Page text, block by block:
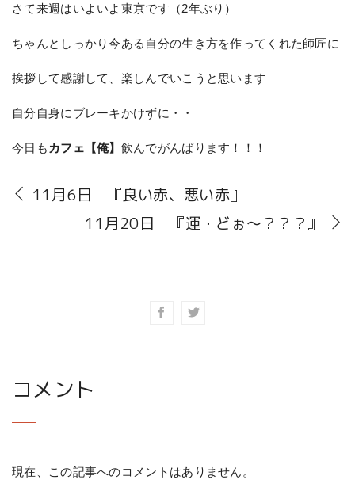
さて来週はいよいよ東京です（2年ぶり）
ちゃんとしっかり今ある自分の生き方を作ってくれた師匠に
挨拶して感謝して、楽しんでいこうと思います
自分自身にブレーキかけずに・・
今日も カフェ【俺】 飲んでがんばります！！！
11月6日 『良い赤、悪い赤』
11月20日 『運・どぉ〜？？？』
コメント
現在、この記事へのコメントはありません。